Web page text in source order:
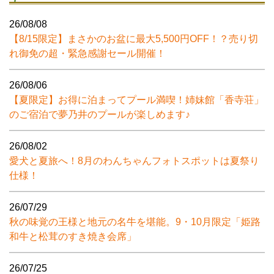
26/08/08
【8/15限定】まさかのお盆に最大5,500円OFF！？売り切
れ御免の超・緊急感謝セール開催！
26/08/06
【夏限定】お得に泊まってプール満喫！姉妹館「香寺荘」
のご宿泊で夢乃井のプールが楽しめます♪
26/08/02
愛犬と夏旅へ！8月のわんちゃんフォトスポットは夏祭り
仕様！
26/07/29
秋の味覚の王様と地元の名牛を堪能。9・10月限定「姫路
和牛と松茸のすき焼き会席」
26/07/25